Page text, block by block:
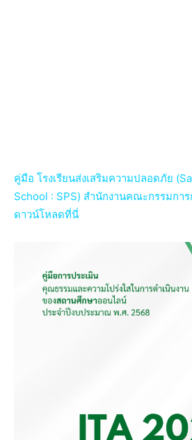
คู่มือ โรงเรียนส่งเสริมความปลอดภัย
School : SPS) สำนักงานคณะกรรมกา
ดาวน์โหลดที่นี่